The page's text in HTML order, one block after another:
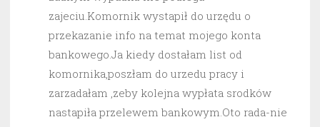
zajeciu.Komornik wystapił do urzędu o
przekazanie info na temat mojego konta
bankowego.Ja kiedy dostałam list od
komornika,poszłam do urzedu pracy i
zarzadałam ,zeby kolejna wypłata srodków
nastapiła przelewem bankowym.Oto rada-nie